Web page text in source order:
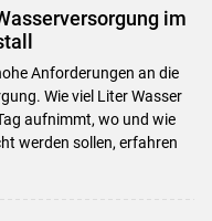
im
Anforderungen an die
Wie viel Liter Wasser
aufnimmt, wo und wie
werden sollen, erfahren